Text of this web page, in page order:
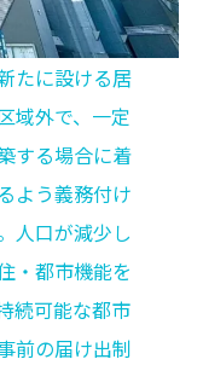
たに設ける居
域外で、一定
する場合に着
よう義務付け
人口が減少し
・都市機能を
続可能な都市
前の届け出制